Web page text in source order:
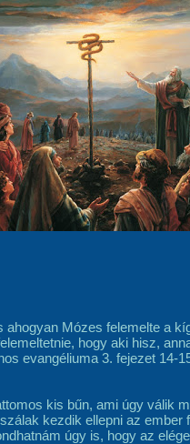
ahogyan Mózes felemelte a
hogy aki hisz,
evangéliuma 3. fejezet 14-
kis bűn, ami úgy válik
kezdik ellepni az
úgy is, hogy az